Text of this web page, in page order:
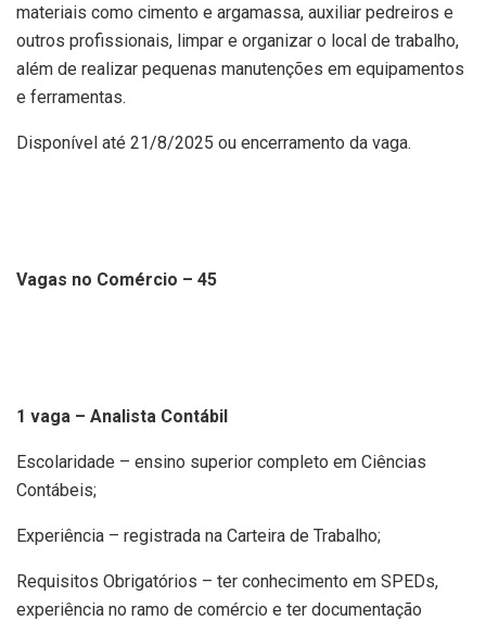
materiais como cimento e argamassa, auxiliar pedreiros e
outros profissionais, limpar e organizar o local de trabalho,
além de realizar pequenas manutenções em equipamentos
e ferramentas.
Disponível até 21/8/2025 ou encerramento da vaga.
Vagas no Comércio – 45
1 vaga – Analista Contábil
Escolaridade – ensino superior completo em Ciências
Contábeis;
Experiência – registrada na Carteira de Trabalho;
Requisitos Obrigatórios – ter conhecimento em SPEDs,
experiência no ramo de comércio e ter documentação